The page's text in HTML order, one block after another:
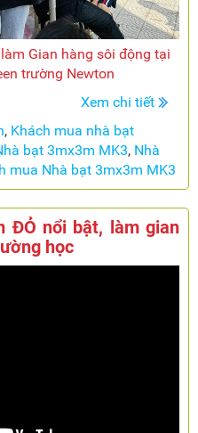
Gian hàng sôi động tại
trường Newton
Xem chi tiết
, Khách mua nhà bạt
bạt 3mx3m MK3, Nhà
mua Nhà bạt 3mx3m MK3
ĐỎ nổi bật, làm gian
học